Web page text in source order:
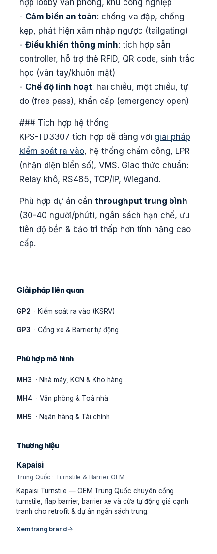
hợp lobby văn phòng, khu công nghiệp
- Cảm biến an toàn: chống va đập, chống
kẹp, phát hiện xâm nhập ngược (tailgating)
- Điều khiển thông minh: tích hợp sẵn
controller, hỗ trợ thẻ RFID, QR code, sinh trắc
học (vân tay/khuôn mặt)
- Chế độ linh hoạt: hai chiều, một chiều, tự
do (free pass), khẩn cấp (emergency open)
### Tích hợp hệ thống
KPS-TD3307 tích hợp dễ dàng với giải pháp
kiểm soát ra vào, hệ thống chấm công, LPR
(nhận diện biển số), VMS. Giao thức chuẩn:
Relay khô, RS485, TCP/IP, Wiegand.
Phù hợp dự án cần throughput trung bình
(30-40 người/phút), ngân sách hạn chế, ưu
tiên độ bền & bảo trì thấp hơn tính năng cao
cấp.
Giải pháp liên quan
GP2 · Kiểm soát ra vào (KSRV)
GP3 · Cổng xe & Barrier tự động
Phù hợp mô hình
MH3 · Nhà máy, KCN & Kho hàng
MH4 · Văn phòng & Toà nhà
MH5 · Ngân hàng & Tài chính
Thương hiệu
Kapaisi
Trung Quốc · Turnstile & Barrier OEM
Kapaisi Turnstile — OEM Trung Quốc chuyên cổng
turnstile, flap barrier, barrier xe và cửa tự động giá cạnh
tranh cho retrofit & dự án ngân sách trung.
Xem trang brand